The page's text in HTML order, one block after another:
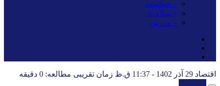
– سیاست
– سلامت
– ورزش
اقتصاد 29 آذر 1402 - 11:37 ق.ظ
زمان تقریبی مطالعه: 0 دقیقه